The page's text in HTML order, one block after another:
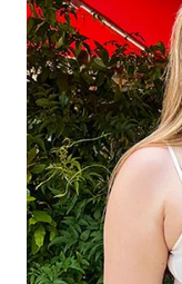
WAHANA
LISTRIK
WAHANA
TRAVEL
WAHANA
TV